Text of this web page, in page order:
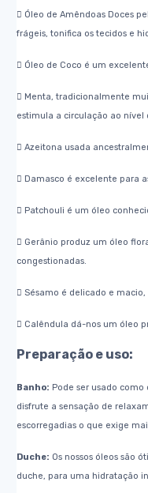
 Óleo de Amêndoas Doces
frágeis,tonifica os tecidos e
 Óleo de Coco é um
 Menta, tradicionalmente
estimula a circulação ao nível
 Azeitona usada
 Damasco é excelente para
 Patchouli é um óleo
 Gerânio produz um óleo
congestionadas.
 Sésamo é delicado e
 Calêndula dá-nos um óleo
Preparação e uso:
Banho: Pode ser usado
disfrute a sensação de
escorregadias o que exige
Duche: Os nossos óleos são
duche, para uma hidratação